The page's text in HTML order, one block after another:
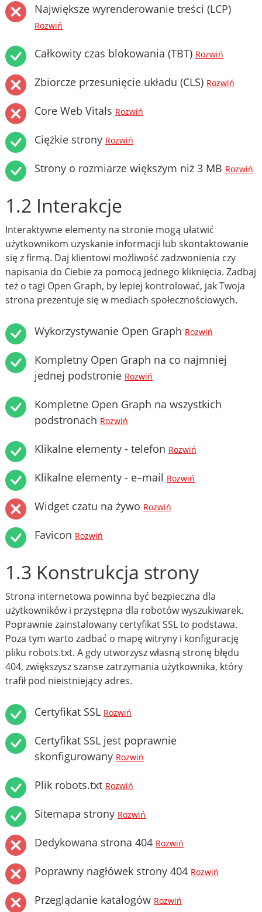
Największe wyrenderowanie treści (LCP)
Rozwiń
Całkowity czas blokowania (TBT) Rozwiń
Zbiorcze przesunięcie układu (CLS) Rozwiń
Core Web Vitals Rozwiń
Ciężkie strony Rozwiń
Strony o rozmiarze większym niż 3 MB Rozwiń
1.2 Interakcje
Interaktywne elementy na stronie mogą ułatwić
użytkownikom uzyskanie informacji lub skontaktowanie
się z firmą. Daj klientowi możliwość zadzwonienia czy
napisania do Ciebie za pomocą jednego kliknięcia. Zadbaj
też o tagi Open Graph, by lepiej kontrolować, jak Twoja
strona prezentuje się w mediach społecznościowych.
Wykorzystywanie Open Graph Rozwiń
Kompletny Open Graph na co najmniej
jednej podstronie Rozwiń
Kompletne Open Graph na wszystkich
podstronach Rozwiń
Klikalne elementy - telefon Rozwiń
Klikalne elementy - e–mail Rozwiń
Widget czatu na żywo Rozwiń
Favicon Rozwiń
1.3 Konstrukcja strony
Strona internetowa powinna być bezpieczna dla
użytkowników i przystępna dla robotów wyszukiwarek.
Poprawnie zainstalowany certyfikat SSL to podstawa.
Poza tym warto zadbać o mapę witryny i konfigurację
pliku robots.txt. A gdy utworzysz własną stronę błędu
404, zwiększysz szanse zatrzymania użytkownika, który
trafił pod nieistniejący adres.
Certyfikat SSL Rozwiń
Certyfikat SSL jest poprawnie
skonfigurowany Rozwiń
Plik robots.txt Rozwiń
Sitemapa strony Rozwiń
Dedykowana strona 404 Rozwiń
Poprawny nagłówek strony 404 Rozwiń
Przeglądanie katalogów Rozwiń